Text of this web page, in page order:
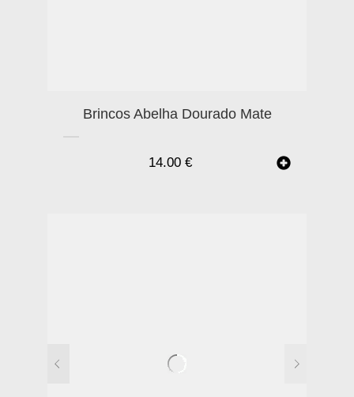
Brincos Abelha Dourado Mate
14.00 €